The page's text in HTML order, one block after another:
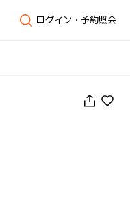
ログイン・予約照会